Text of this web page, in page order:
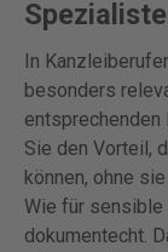
In
besonders
entsprechenden
Sie den Vorteil,
können, ohne
Wie für sensible
dokumentecht.